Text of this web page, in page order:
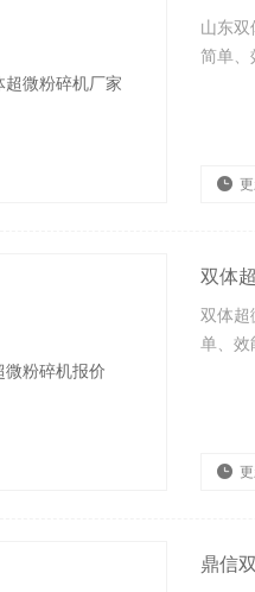
山东
简单、
双体
双体
单、效
鼎信